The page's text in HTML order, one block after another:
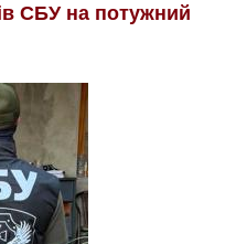
СБУ на потужний